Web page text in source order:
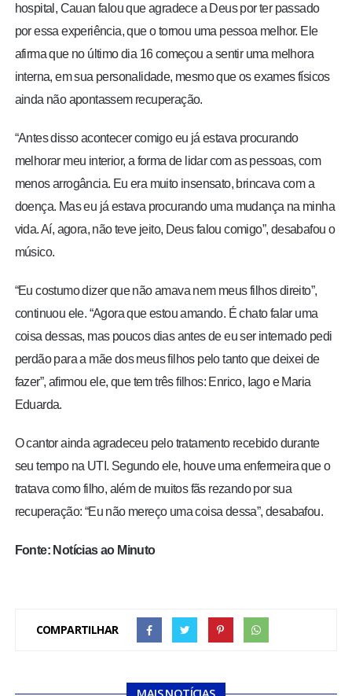
hospital, Cauan falou que agradece a Deus por ter passado
por essa experiência, que o tornou uma pessoa melhor. Ele
afirma que no último dia 16 começou a sentir uma melhora
interna, em sua personalidade, mesmo que os exames físicos
ainda não apontassem recuperação.
“Antes disso acontecer comigo eu já estava procurando
melhorar meu interior, a forma de lidar com as pessoas, com
menos arrogância. Eu era muito insensato, brincava com a
doença. Mas eu já estava procurando uma mudança na minha
vida. Aí, agora, não teve jeito, Deus falou comigo”, desabafou o
músico.
“Eu costumo dizer que não amava nem meus filhos direito”,
continuou ele. “Agora que estou amando. É chato falar uma
coisa dessas, mas poucos dias antes de eu ser internado pedi
perdão para a mãe dos meus filhos pelo tanto que deixei de
fazer”, afirmou ele, que tem três filhos: Enrico, Iago e Maria
Eduarda.
O cantor ainda agradeceu pelo tratamento recebido durante
seu tempo na UTI. Segundo ele, houve uma enfermeira que o
tratava como filho, além de muitos fãs rezando por sua
recuperação: “Eu não mereço uma coisa dessa”, desabafou.
Fonte: Notícias ao Minuto
COMPARTILHAR
MAIS NOTÍCIAS